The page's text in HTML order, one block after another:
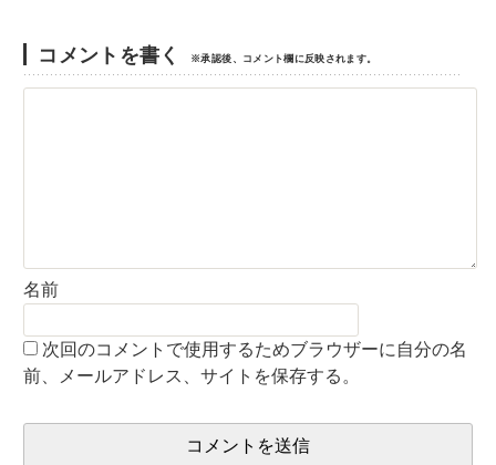
コメントを書く ※承認後、コメント欄に反映されます。
名前
次回のコメントで使用するためブラウザーに自分の名
前、メールアドレス、サイトを保存する。